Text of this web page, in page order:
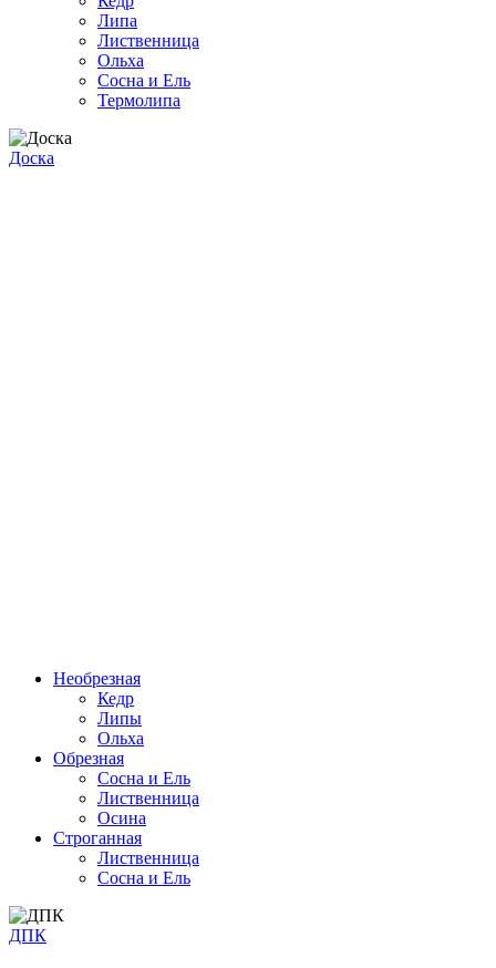
Липа
Лиственница
Ольха
Сосна и Ель
Термолипа
Доска
Необрезная
Кедр
Липы
Ольха
Обрезная
Cосна и Ель
Лиственница
Осина
Строганная
Лиственница
Сосна и Ель
ДПК